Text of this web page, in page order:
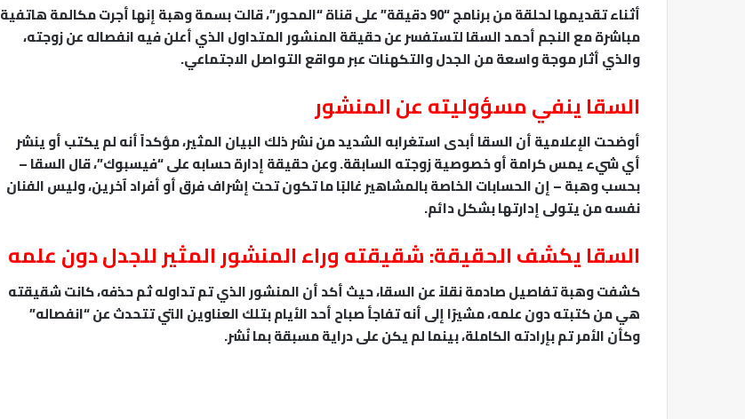
أثناء تقديمها لحلقة من برنامج “90 دقيقة” على قناة “المحور”، قالت بسمة وهبة إنها أجرت مكالمة هاتفية
مباشرة مع النجم أحمد السقا لتستفسر عن حقيقة المنشور المتداول الذي أعلن فيه انفصاله عن زوجته،
والذي أثار موجة واسعة من الجدل والتكهنات عبر مواقع التواصل الاجتماعي.
السقا ينفي مسؤوليته عن المنشور
أوضحت الإعلامية أن السقا أبدى استغرابه الشديد من نشر ذلك البيان المثير، مؤكداً أنه لم يكتب أو ينشر
أي شيء يمس كرامة أو خصوصية زوجته السابقة. وعن حقيقة إدارة حسابه على “فيسبوك”، قال السقا –
بحسب وهبة – إن الحسابات الخاصة بالمشاهير غالبًا ما تكون تحت إشراف فرق أو أفراد آخرين، وليس الفنان
نفسه من يتولى إدارتها بشكل دائم.
السقا يكشف الحقيقة: شقيقته وراء المنشور المثير للجدل دون علمه
كشفت وهبة تفاصيل صادمة نقلاً عن السقا، حيث أكد أن المنشور الذي تم تداوله ثم حذفه، كانت شقيقته
هي من كتبته دون علمه، مشيرًا إلى أنه تفاجأ صباح أحد الأيام بتلك العناوين التي تتحدث عن “انفصاله”
وكأن الأمر تم بإرادته الكاملة، بينما لم يكن على دراية مسبقة بما نُشر.